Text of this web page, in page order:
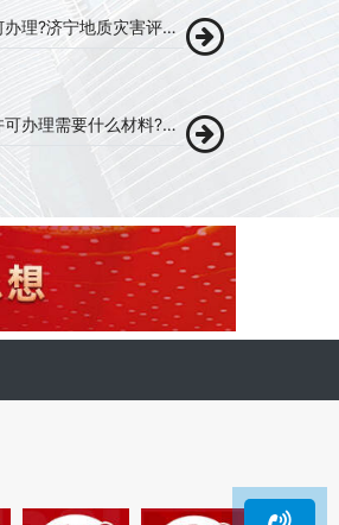
济宁地质灾害评估资质如何办理?济宁地质灾害评估资质代办!
菏泽农作物种子生产经营许可办理需要什么材料?菏泽农作物种子生产经营许可代办!